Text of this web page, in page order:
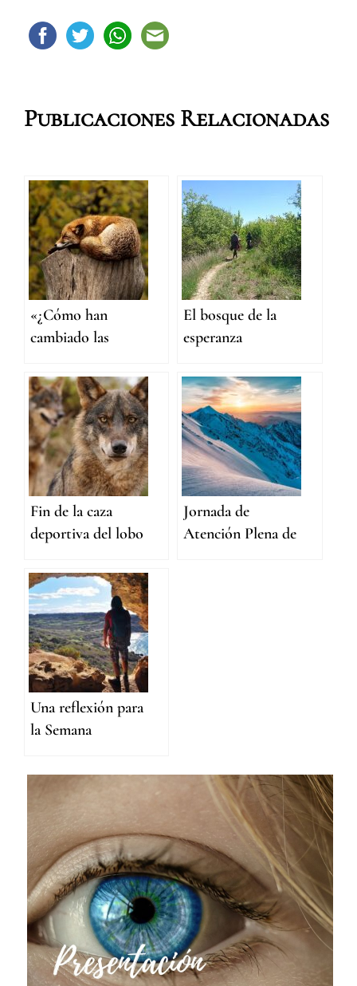
Publicaciones Relacionadas
«¿Cómo han
cambiado las
tu forma de cuidar
de la Tierra?»
El bosque de la
esperanza
Fin de la caza
deportiva del lobo
Jornada de
Atención Plena de
Una reflexión para
la Semana